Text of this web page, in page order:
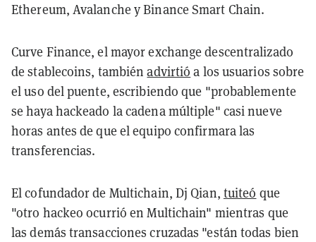
Ethereum, Avalanche y Binance Smart Chain.
Curve Finance, el mayor exchange descentralizado
de stablecoins, tambiénadvirtió a los usuarios sobre
el uso del puente, escribiendo que "probablemente
se haya hackeado la cadena múltiple" casi nueve
horas antes de que el equipo confirmara las
transferencias.
El cofundador de Multichain, Dj Qian, tuiteó que
"otro hackeo ocurrió en Multichain" mientras que
las demás transacciones cruzadas "están todas bien